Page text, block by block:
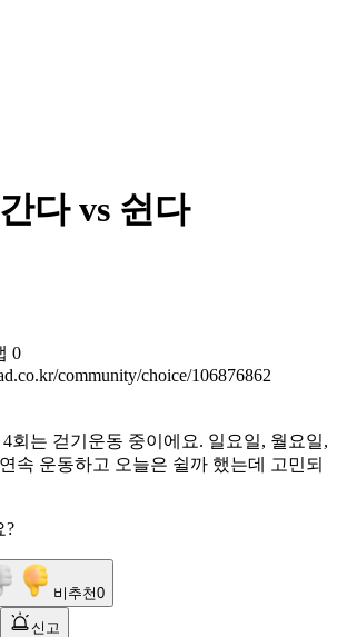
다 vs 쉰다
0
community/choice/106876862
회는 걷기운동 중이에요. 일요일, 월요일,
속 운동하고 오늘은 쉴까 했는데 고민되
?
비추천0
신고